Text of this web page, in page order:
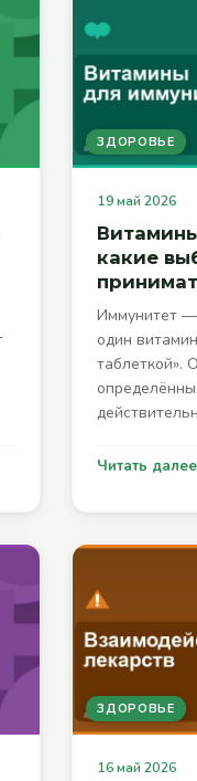
ЗДОРОВЬЕ
19 май 2026
какие
Иммунитет —
один
таблеткой».
Читать далее
ЗДОРОВЬЕ
16 май 2026